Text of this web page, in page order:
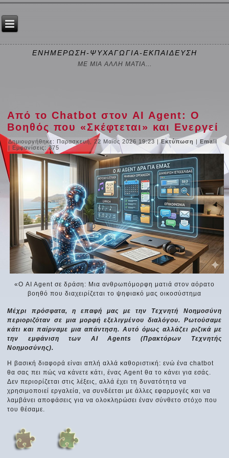
ΕΝΗΜΕΡΩΣΗ-ΨΥΧΑΓΩΓΙΑ-ΕΚΠΑΙΔΕΥΣΗ
ΜΕ ΜΙΑ ΑΛΛΗ ΜΑΤΙΑ...
Από το Chatbot στον AI Agent: Ο
Βοηθός που «Σκέφτεται» και Ενεργεί
Δημιουργήθηκε: Παρασκευή, 22 Μαϊος 2026 19:23 |Εκτύπωση |Email
| Εμφανίσεις: 375
«Ο AI Agent σε δράση: Μια ανθρωπόμορφη ματιά στον αόρατο
βοηθό που διαχειρίζεται το ψηφιακό μας οικοσύστημα
Μέχρι πρόσφατα, η επαφή μας με την Τεχνητή Νοημοσύνη
περιοριζόταν σε μια μορφή εξελιγμένου διαλόγου. Ρωτούσαμε
κάτι και παίρναμε μια απάντηση. Αυτό όμως αλλάζει ριζικά με
την εμφάνιση των AI Agents (Πρακτόρων Τεχνητής
Νοημοσύνης).
Η βασική διαφορά είναι απλή αλλά καθοριστική: ενώ ένα chatbot
θα σας πει πώς να κάνετε κάτι, ένας Agent θα το κάνει για εσάς.
Δεν περιορίζεται στις λέξεις, αλλά έχει τη δυνατότητα να
χρησιμοποιεί εργαλεία, να συνδέεται με άλλες εφαρμογές και να
λαμβάνει αποφάσεις για να ολοκληρώσει έναν σύνθετο στόχο που
του θέσαμε.